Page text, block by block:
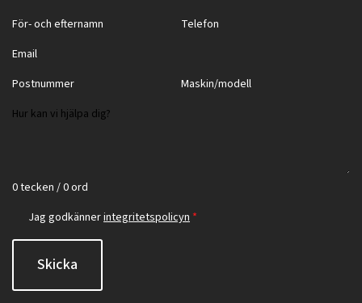
0 tecken / 0 ord
Jag godkännerintegritetspolicyn *
Skicka